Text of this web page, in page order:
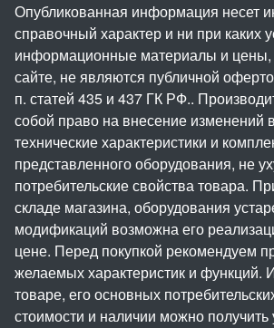
Опубликованная информация несет
справочный характер и ни при каких
информационные материалы и
сайте, не являются публичной
п. статей 435 и 437 ГК РФ..
собой право на внесение изменений
технические характеристики и
представленного оборудования, не
потребительские свойства товара.
складе магазина, оборудования
модификаций возможна его
цене. Перед покупкой рекомендуем
желаемых характеристик и
товаре, его основных
стоимости и наличии можно